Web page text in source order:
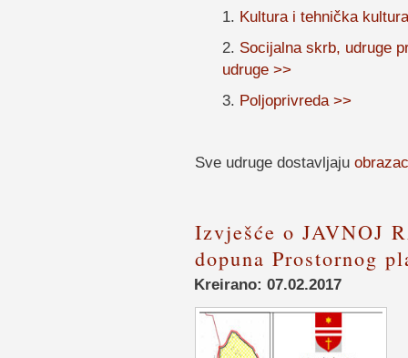
1. Kultura i tehnička
2. Socijalna skrb, udruge
udruge >>
3. Poljoprivreda >>
Sve udruge dostavljaju
Izvješće o JAVNOJ
dopuna Prostornog
Kreirano: 07.02.2017